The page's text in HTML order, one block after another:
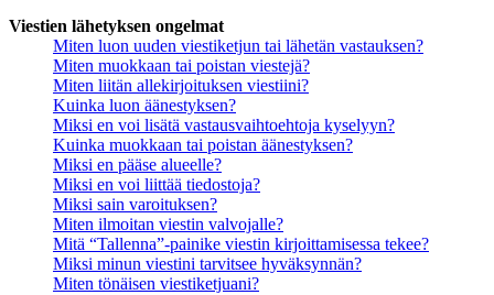
Viestien lähetyksen ongelmat
Miten luon uuden viestiketjun tai lähetän vastauksen?
Miten muokkaan tai poistan viestejä?
Miten liitän allekirjoituksen viestiini?
Kuinka luon äänestyksen?
Miksi en voi lisätä vastausvaihtoehtoja kyselyyn?
Kuinka muokkaan tai poistan äänestyksen?
Miksi en pääse alueelle?
Miksi en voi liittää tiedostoja?
Miksi sain varoituksen?
Miten ilmoitan viestin valvojalle?
Mitä “Tallenna”-painike viestin kirjoittamisessa tekee?
Miksi minun viestini tarvitsee hyväksynnän?
Miten tönäisen viestiketjuani?